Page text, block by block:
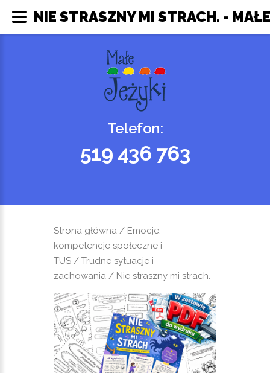
Telefon:
519 436 763
Strona główna / Emocje,
kompetencje społeczne i
TUS / Trudne sytuacje i
zachowania / Nie straszny mi strach.
NIE STRASZNY MI STRACH. -